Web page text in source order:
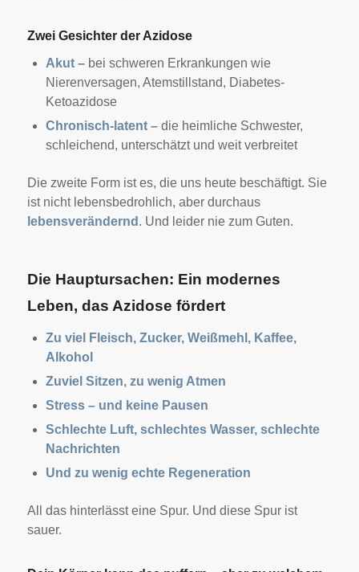
Zwei Gesichter der Azidose
Akut – bei schweren Erkrankungen wie
Nierenversagen, Atemstillstand, Diabetes-
Ketoazidose
Chronisch-latent – die heimliche Schwester,
schleichend, unterschätzt und weit verbreitet
Die zweite Form ist es, die uns heute beschäftigt. Sie
ist nicht lebensbedrohlich, aber durchaus
lebensverändernd . Und leider nie zum Guten.
Die Hauptursachen: Ein modernes
Leben, das Azidose fördert
Zu viel Fleisch, Zucker, Weißmehl, Kaffee,
Alkohol
Zuviel Sitzen, zu wenig Atmen
Stress – und keine Pausen
Schlechte Luft, schlechtes Wasser, schlechte
Nachrichten
Und zu wenig echte Regeneration
All das hinterlässt eine Spur. Und diese Spur ist
sauer.